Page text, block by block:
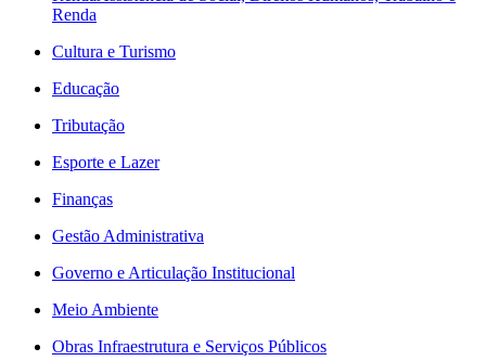
Renda
Cultura e Turismo
Educação
Tributação
Esporte e Lazer
Finanças
Gestão Administrativa
Governo e Articulação Institucional
Meio Ambiente
Obras Infraestrutura e Serviços Públicos